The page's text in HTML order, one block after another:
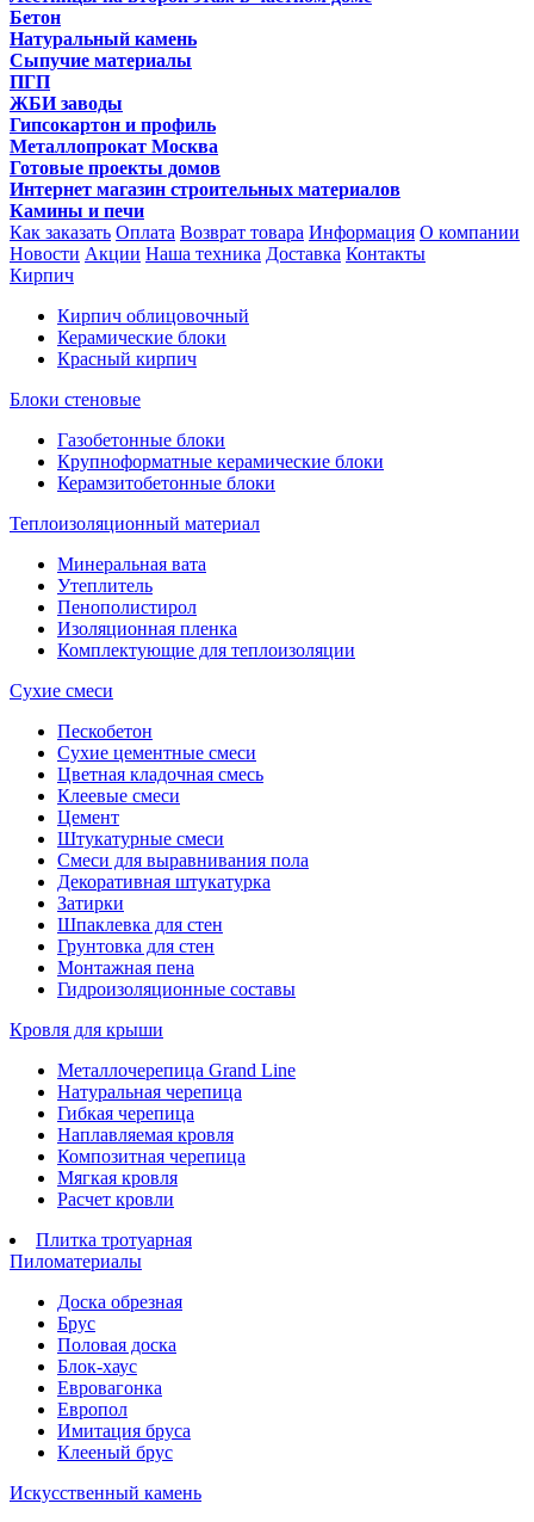
Бетон
Натуральный камень
Сыпучие материалы
ПГП
ЖБИ заводы
Гипсокартон и профиль
Металлопрокат Москва
Готовые проекты домов
Интернет магазин строительных материалов
Камины и печи
Как заказать Оплата Возврат товара Информация О компании
Новости Акции Наша техника Доставка Контакты
Кирпич
Кирпич облицовочный
Керамические блоки
Красный кирпич
Блоки стеновые
Газобетонные блоки
Крупноформатные керамические блоки
Керамзитобетонные блоки
Теплоизоляционный материал
Минеральная вата
Утеплитель
Пенополистирол
Изоляционная пленка
Комплектующие для теплоизоляции
Сухие смеси
Пескобетон
Сухие цементные смеси
Цветная кладочная смесь
Клеевые смеси
Цемент
Штукатурные смеси
Смеси для выравнивания пола
Декоративная штукатурка
Затирки
Шпаклевка для стен
Грунтовка для стен
Монтажная пена
Гидроизоляционные составы
Кровля для крыши
Металлочерепица Grand Line
Натуральная черепица
Гибкая черепица
Наплавляемая кровля
Композитная черепица
Мягкая кровля
Расчет кровли
Плитка тротуарная
Пиломатериалы
Доска обрезная
Брус
Половая доска
Блок-хаус
Евровагонка
Европол
Имитация бруса
Клееный брус
Искусственный камень